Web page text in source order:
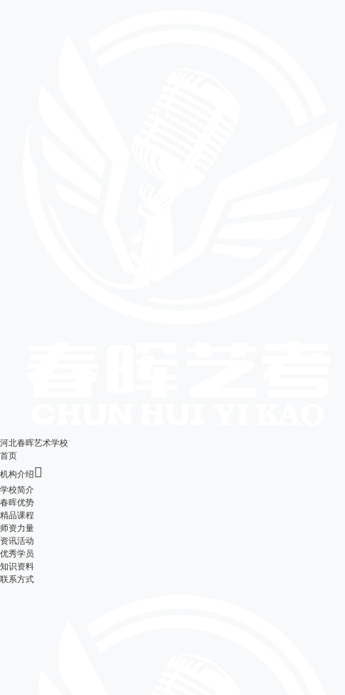
河北春晖艺术学校
首页
机构介绍
学校简介
春晖优势
精品课程
师资力量
资讯活动
优秀学员
知识资料
联系方式